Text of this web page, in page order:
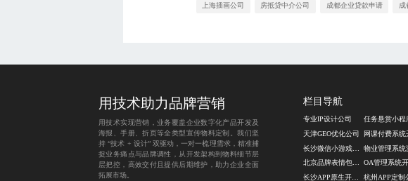
上海插画公司 房抵贷中介公司 成都企业贷款申请 成
用技术助力品牌营销
用技术实现营销，业务覆盖企业数字化产品开发及
海报、手册、折页等全类型宣传物料定制。我们坚
持 “技术 + 设计” 双驱动，一对一梳理需求，精准捕
捉业务痛点与品牌调性，从开发架构到物料细节层
层把控，高效交付且提供后期维护，助力企业全面
拓展市场。
栏目导航
专业IP设计公司
天津GEO优化公司
北京品牌表情包定制
网课付费系统
物业管理系统
OA管理系统
杭州APP定制